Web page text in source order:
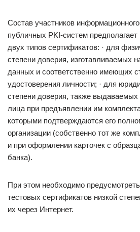
Состав участников
публичных PKI-систем
двух типов сертификатов: · для
степени доверия, изготавливаемых
данных и соответственно имеющих
удостоверения личности; · для
степени доверия, также выдаваемых
лица при предъявлении им
которыми подтверждаются его
организации (собственно тот же
и при оформлении карточек с
банка).
При этом необходимо предусмотреть
тестовых сертификатов низкой
их через Интернет.